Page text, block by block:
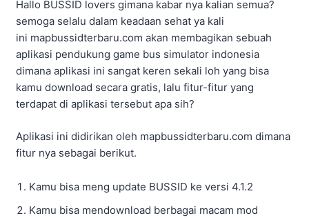
Hallo BUSSID lovers gimana kabar nya kalian semua?
semoga selalu dalam keadaan sehat ya kali
ini mapbussidterbaru.com akan membagikan sebuah
aplikasi pendukung game bus simulator indonesia
dimana aplikasi ini sangat keren sekali loh yang bisa
kamu download secara gratis, lalu fitur-fitur yang
terdapat di aplikasi tersebut apa sih?
Aplikasi ini didirikan oleh mapbussidterbaru.com dimana
fitur nya sebagai berikut.
Kamu bisa meng update BUSSID ke versi 4.1.2
Kamu bisa mendownload berbagai macam mod